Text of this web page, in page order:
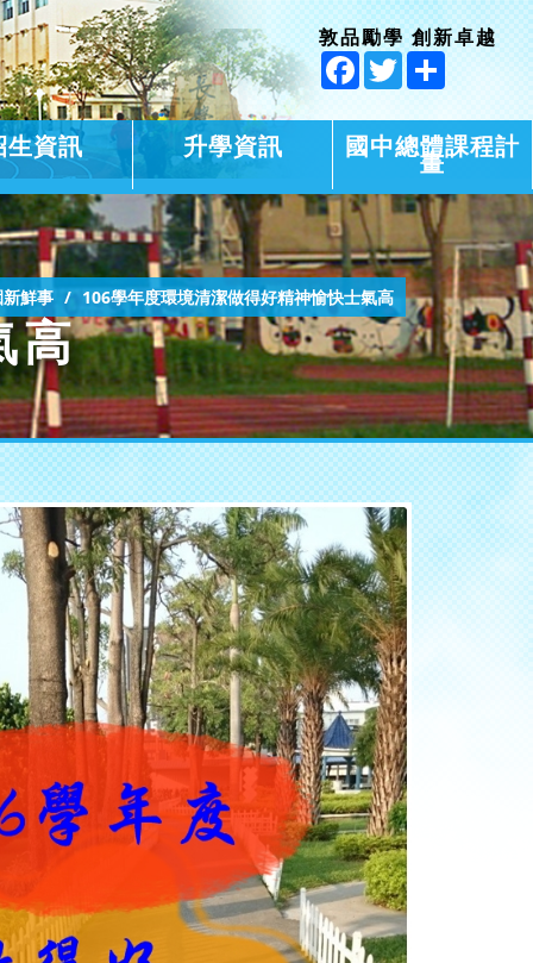
敦品勵學 創新卓越
Facebook
Twitter
生資訊 升學資訊 國中總體課程計
畫
鮮事 106學年度環境清潔做得好精神愉快士氣高
高